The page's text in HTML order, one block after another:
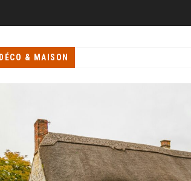
DÉCO & MAISON